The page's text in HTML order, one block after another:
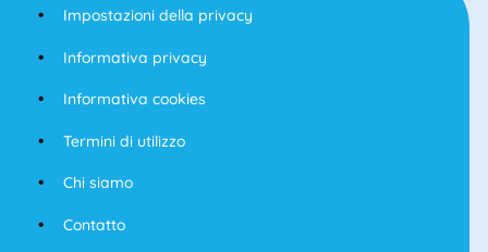
Impostazioni della privacy
Informativa privacy
Informativa cookies
Termini di utilizzo
Chi siamo
Contatto